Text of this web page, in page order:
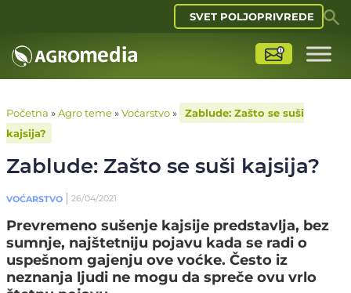
SVET POLJOPRIVREDE
Početna »Agro teme»Voćarstvo»
Zablude: Zašto se suši
kajsija?
Zablude: Zašto se suši kajsija?
VOĆARSTVO 26/04/2021
Prevremeno sušenje kajsije predstavlja, bez
sumnje, najštetniju pojavu kada se radi o
uspešnom gajenju ove voćke. Često iz
neznanja ljudi ne mogu da spreče ovu vrlo